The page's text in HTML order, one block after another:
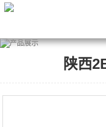
陕西